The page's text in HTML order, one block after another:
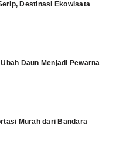
Destinasi Ekowisata
Daun Menjadi Pewarna
Murah dari Bandara